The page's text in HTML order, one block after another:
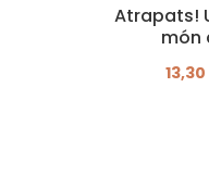
Atrapats!
món